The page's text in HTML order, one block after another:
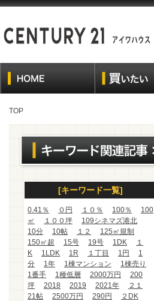
TOP
[キーワード一覧]
0.41％ ０円 １０％ 100％
100
㎡
１００坪
109シネマズ港北
10分
10帖 １２
125㎡規制
150㎡超
15号 19号 1DK
１
K
1LDK 1R １丁目 1円
1
分
1年 1棟マンション
1棟売り
1番手
1種低層 2000万円
200
坪
2018 2019 2021年
２１
21帖
2500万円 290円
２DK